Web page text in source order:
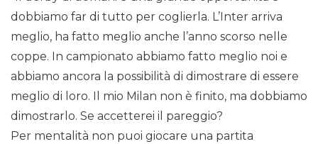
dobbiamo far di tutto per coglierla. L’Inter arriva
meglio, ha fatto meglio anche l’anno scorso nelle
coppe. In campionato abbiamo fatto meglio noi e
abbiamo ancora la possibilità di dimostrare di essere
meglio di loro. Il mio Milan non è finito, ma dobbiamo
dimostrarlo. Se accetterei il pareggio?
Per mentalità non puoi giocare una partita